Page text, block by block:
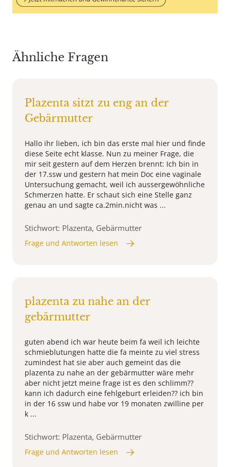
Ähnliche Fragen
Plazenta sitzt zu eng an der
Gebärmutter
Hallo ihr lieben, ich bin das erste mal hier und finde
diese Seite echt klasse. Nun zu meiner Frage, die
mir seit gestern auf dem Herzen brennt: Ich bin in
der 17.ssw und gestern hat mein Doc eine vaginale
Untersuchung gemacht, weil ich aussergewöhnliche
Schmerzen hatte. Er schaut sich eine Stelle ganz
genau an und sagte ca.2min.nicht was ...
Stichwort: Plazenta, Gebärmutter
Frage und Antworten lesen
plazenta zu nahe an der
gebärmutter
guten abend ich war heute beim fa weil ich leichte
schmieblutungen hatte die fa meinte zu viel stress
zumindest hat sie aber auch gemeint das die
plazenta zu nahe an der gebärmutter wäre mehr
aber nicht jetzt meine frage ist es den schlimm??
kann ich dadurch eine fehlgeburt erleiden?? ich bin
in der 16 ssw und habe vor 19 monaten zwilline per
k ...
Stichwort: Plazenta, Gebärmutter
Frage und Antworten lesen